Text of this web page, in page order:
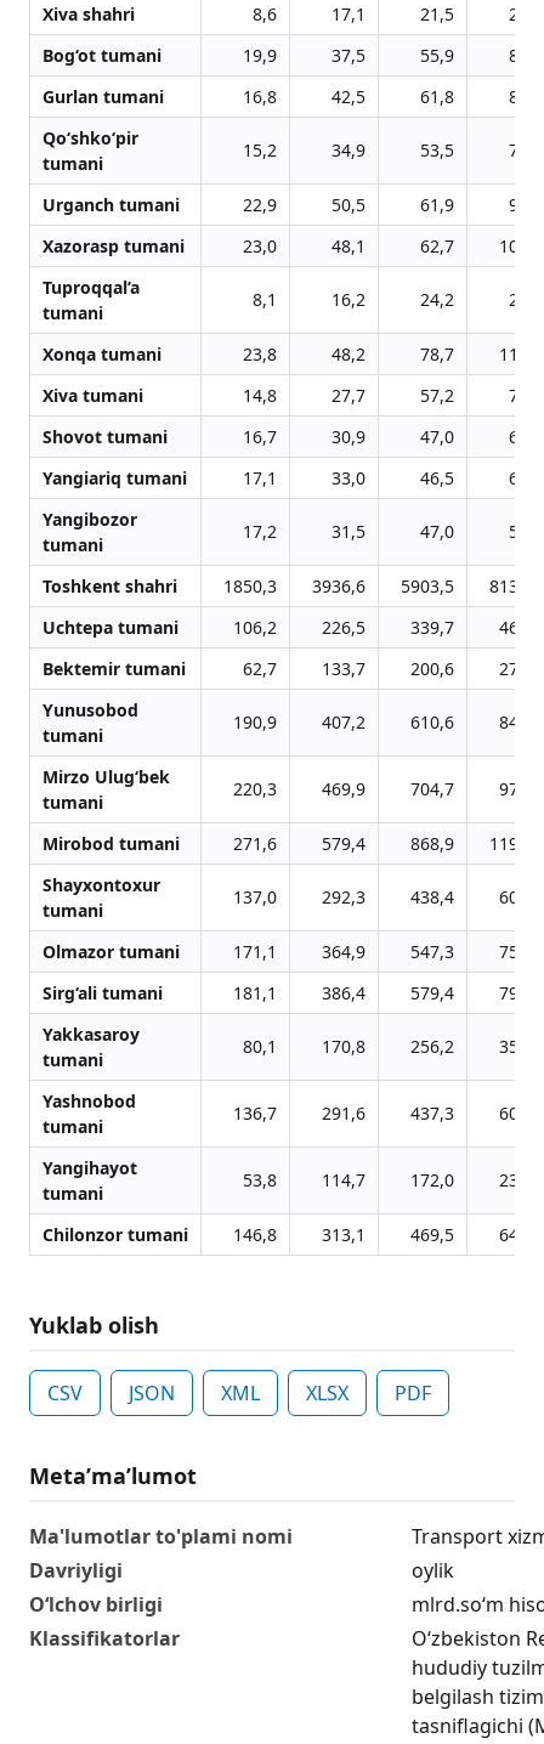
Xiva shahri
8,6 17,1 21,5
29,1
Bog‘ot tumani
19,9 37,5 55,9
83,3
Gurlan tumani
16,8 42,5 61,8
85,1
Qo‘shko‘pir
tumani
15,2 34,9 53,5 79,5
Urganch tumani 22,9 50,5 61,9
97,5
Xazorasp tumani
23,0 48,1 62,7
103,9
Tuproqqal’a
tumani
8,1 16,2 24,2 28,9
Xonqa tumani 23,8 48,2 78,7
116,1
Xiva tumani
14,8 27,7 57,2
71,5
Shovot tumani
16,7 30,9 47,0
68,7
Yangiariq tumani
17,1 33,0 46,5
63,6
Yangibozor
tumani
17,2 31,5 47,0 59,5
Toshkent shahri 1850,3 3936,6 5903,5
8135,7
Uchtepa tumani
106,2 226,5 339,7
468,5
Bektemir tumani
62,7 133,7 200,6
276,6
Yunusobod
tumani
190,9 407,2 610,6 842,1
Mirzo Ulug‘bek
tumani
220,3 469,9 704,7 971,7
Mirobod tumani 271,6 579,4 868,9
1198,2
Shayxontoxur
tumani
137,0 292,3 438,4 604,5
Olmazor tumani 171,1 364,9 547,3
754,7
Sirg‘ali tumani
181,1 386,4 579,4
799,0
Yakkasaroy
tumani
80,1 170,8 256,2 353,3
Yashnobod
tumani
136,7 291,6 437,3 603,1
Yangihayot
tumani
53,8 114,7 172,0 237,1
Chilonzor tumani 146,8 313,1 469,5 647,5
Yuklab olish
CSV JSON XML XLSX PDF
Metaʼmaʼlumot
Ma'lumotlar to'plami nomi
Transport
Davriyligi
oylik
O‘lchov birligi
mlrd.so‘m
Klassifikatorlar
O‘zbekiston
hududiy
belgilash
tasniflagichi